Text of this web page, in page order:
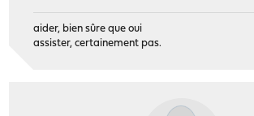
aider, bien sûre que oui
assister, certainement pas.